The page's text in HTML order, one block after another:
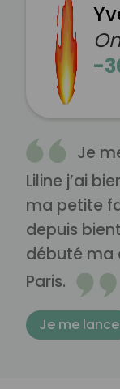
-
Je
Liline j’ai
ma petite
depuis
débuté ma
Paris.
Je me lance